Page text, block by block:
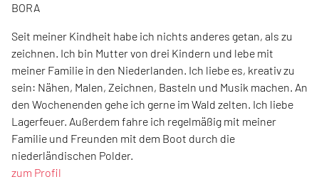
BORA
Seit meiner Kindheit habe ich nichts anderes getan, als zu
zeichnen. Ich bin Mutter von drei Kindern und lebe mit
meiner Familie in den Niederlanden. Ich liebe es, kreativ zu
sein: Nähen, Malen, Zeichnen, Basteln und Musik machen. An
den Wochenenden gehe ich gerne im Wald zelten. Ich liebe
Lagerfeuer. Außerdem fahre ich regelmäßig mit meiner
Familie und Freunden mit dem Boot durch die
niederländischen Polder.
zum Profil